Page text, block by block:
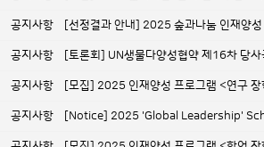
공지사항 [선정결과 안내] 2025 숲과나눔 인재양
공지사항 [토론회] UN생물다양성협약 제16차 당
공지사항 [모집] 2025 인재양성 프로그램 <연구
공지사항 [Notice] 2025 'Global Leadership'